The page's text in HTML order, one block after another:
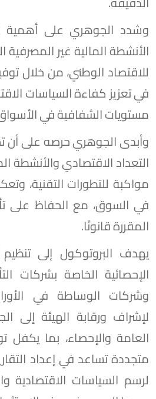
وشدد الجوهري على أهمية
الأنشطة المالية غير
للاقتصاد الوطني، من خلال
في تعزيز كفاءة السياسات
مستويات الشفافية في
وأبدى الجوهري حرصه على أن
التعداد الاقتصادي والأنشطة
مواكبة للتطورات التقنية،
في السوق، مع الحفاظ على
المقررة قانونًا.
يهدف البروتوكول إلى تنظيم
الإحصائية الخاصة بشركات
وشركات الوساطة في
لإشراف ورقابة الهيئة إلى
العامة والإحصاء، بما يكفل
متجددة تساعد في إعداد
لرسم السياسات الاقتصادية